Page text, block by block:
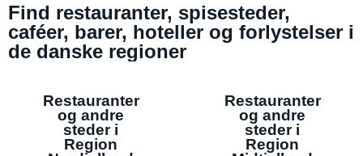
Find restauranter, spisesteder,
caféer, barer, hoteller og forlystelser i
de danske regioner
Restauranter
og andre
steder i
Region
Restauranter
og andre
steder i
Region